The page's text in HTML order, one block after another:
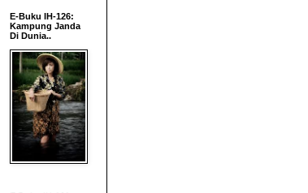
E-Buku IH-126:
Kampung Janda
Di Dunia..